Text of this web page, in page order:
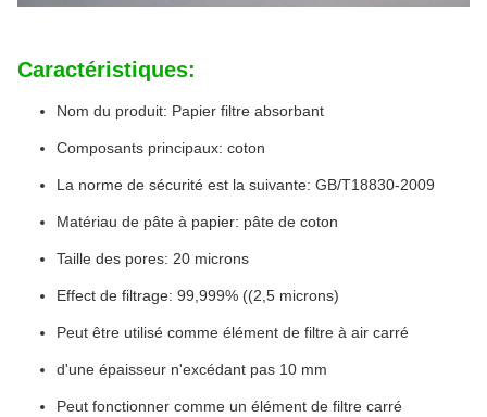
Caractéristiques:
Nom du produit: Papier filtre absorbant
Composants principaux: coton
La norme de sécurité est la suivante: GB/T18830-2009
Matériau de pâte à papier: pâte de coton
Taille des pores: 20 microns
Effect de filtrage: 99,999% ((2,5 microns)
Peut être utilisé comme élément de filtre à air carré
d'une épaisseur n'excédant pas 10 mm
Peut fonctionner comme un élément de filtre carré